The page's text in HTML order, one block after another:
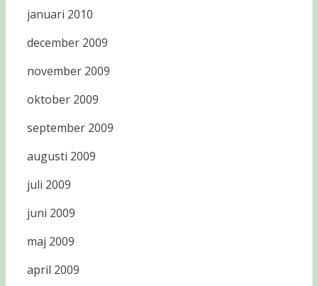
januari 2010
december 2009
november 2009
oktober 2009
september 2009
augusti 2009
juli 2009
juni 2009
maj 2009
april 2009